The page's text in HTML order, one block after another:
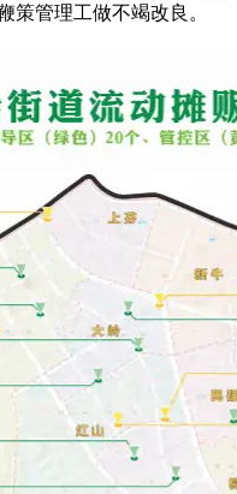
策管理工做不竭改良。